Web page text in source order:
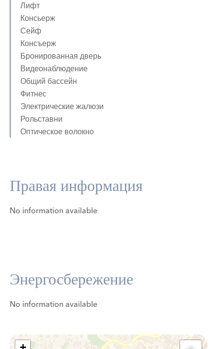
Лифт
Консьерж
Сейф
Консъерж
Бронированная дверь
Видеонаблюдение
Общий бассейн
Фитнес
Электрические жалюзи
Рольставни
Оптическое волокно
Правая информация
No information available
Энергосбережение
No information available